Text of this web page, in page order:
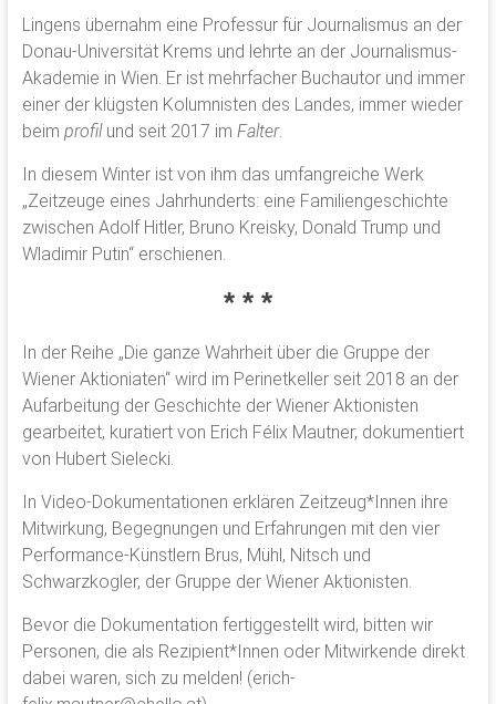
Lingens übernahm eine Professur für Journalismus an der
Donau-Universität Krems und lehrte an der Journalismus-
Akademie in Wien. Er ist mehrfacher Buchautor und immer
einer der klügsten Kolumnisten des Landes, immer wieder
beim profilund seit 2017 im Falter.
In diesem Winter ist von ihm das umfangreiche Werk
„Zeitzeuge eines Jahrhunderts: eine Familiengeschichte
zwischen Adolf Hitler, Bruno Kreisky, Donald Trump und
Wladimir Putin“ erschienen.
* * *
In der Reihe „Die ganze Wahrheit über die Gruppe der
Wiener Aktioniaten“ wird im Perinetkeller seit 2018 an der
Aufarbeitung der Geschichte der Wiener Aktionisten
gearbeitet, kuratiert von Erich Félix Mautner, dokumentiert
von Hubert Sielecki.
In Video-Dokumentationen erklären Zeitzeug*Innen ihre
Mitwirkung, Begegnungen und Erfahrungen mit den vier
Performance-Künstlern Brus, Mühl, Nitsch und
Schwarzkogler, der Gruppe der Wiener Aktionisten.
Bevor die Dokumentation fertiggestellt wird, bitten wir
Personen, die als Rezipient*Innen oder Mitwirkende direkt
dabei waren, sich zu melden! (erich-